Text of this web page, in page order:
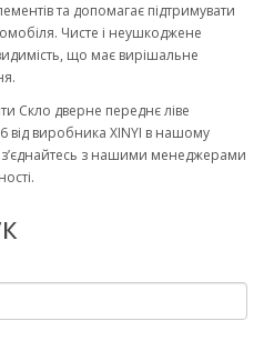
та допомагає підтримувати
Чисте і неушкоджене
що має вирішальне
Скло дверне переднє ліве
від виробника XINYI в нашому
з’єднайтесь з нашими менеджерами